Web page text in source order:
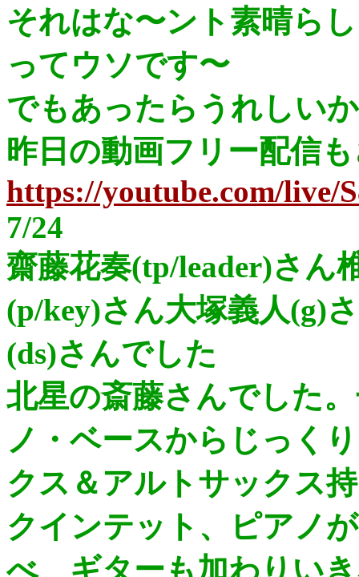
それはな〜ント素晴ら
ってウソです〜
でもあったらうれしい
昨日の動画フリー配信
https://youtube.com/live/
7/24
齋藤花奏(tp/leader)さん
(p/key)さん大塚義人(g)
(ds)さんでした
北星の斎藤さんでした
ノ・ベースからじっく
クス＆アルトサックス
クインテット、ピアノ
べ ギターも加わりい